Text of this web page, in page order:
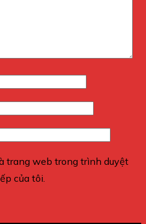
trang web trong trình duyệt
của tôi.